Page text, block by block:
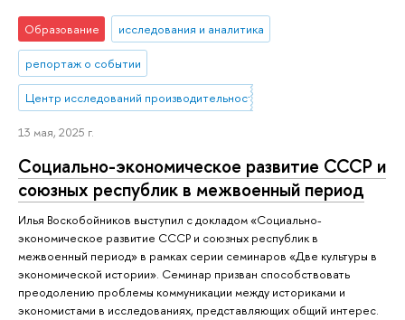
Образование исследования и аналитика
репортаж о событии
Центр исследований производительности
13 мая, 2025 г.
Социально-экономическое развитие СССР и
союзных республик в межвоенный период
Илья Воскобойников выступил с докладом «Социально-
экономическое развитие СССР и союзных республик в
межвоенный период» в рамках серии семинаров «Две культуры в
экономической истории». Семинар призван способствовать
преодолению проблемы коммуникации между историками и
экономистами в исследованиях, представляющих общий интерес.